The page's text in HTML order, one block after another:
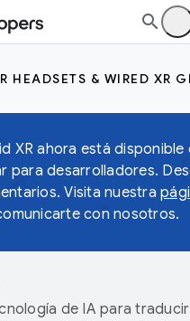
HEADSETS & WIRED XR
XR ahora está disponible
para desarrolladores.
Visita nuestra
con nosotros.
de IA para traducir